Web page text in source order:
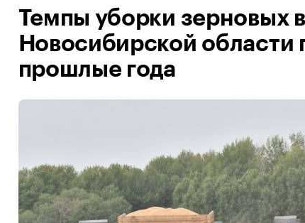
Темпы уборки зерновых в
Новосибирской области
прошлые года